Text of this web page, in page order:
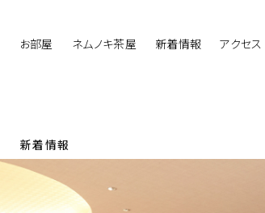
お部屋 ネムノキ茶屋 新着情報 アクセス
新着情報